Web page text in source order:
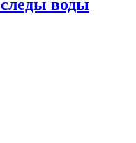
воды